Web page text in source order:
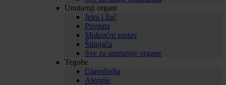
Unutarnji organi
Jetra i žuć
Prostata
Mokraćni sustav
Štitnjača
Sve za unutarnje organe
Tegobe
Glavobolja
Alergije